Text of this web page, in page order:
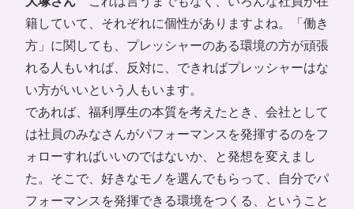
籍していて、それぞれに個性がありますよね。「働き
方」に関しても、プレッシャーのある環境の方が頑張
れる人もいれば、反対に、できればプレッシャーはな
い方がいいという人もいます。
であれば、福利厚生の本質を考えたとき、会社として
は社員のみなさんがパフォーマンスを発揮するのをフ
ォローすればいいのではないか、と発想を変えまし
た。そこで、好きなモノを選んでもらって、自分でパ
フォーマンスを発揮できる環境をつくる、ということ